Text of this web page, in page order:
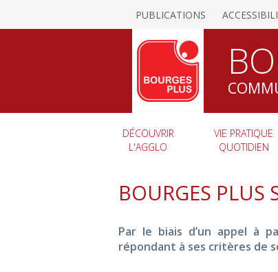
PUBLICATIONS
DÉCOUVRIR
L'AGGLO
VIE PRATIQUE
QUOTIDIEN
BOURGES PLUS
Par le biais d’un appel à
répondant à ses critères de